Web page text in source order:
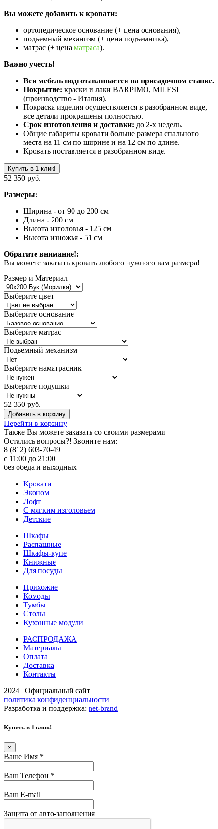
Вы можете добавить к кровати:
ортопедическое основание (+ цена основания),
подъемный механизм (+ цена подъемника),
матрас (+ цена матраса).
Важно учесть!
Вся мебель подготавливается на присадочном станке.
Покрытие: краски и лаки BARPIMO, MILESI
(производство - Италия).
Покраска изделия осуществляется в разобранном виде,
все детали прокрашены полностью.
Срок изготовления и доставки: до 2-х недель.
Общие габариты кровати больше размера спального
места на 11 см по ширине и на 12 см по длине.
Кровать поставляется в разобранном виде.
Купить в 1 клик!
52 350 руб.
Размеры:
Ширина - от 90 до 200 см
Длина - 200 см
Высота изголовья - 125 см
Высота изножья - 51 см
Обратите внимание!:
Вы можете заказать кровать любого нужного вам размера!
Размер и Материал
Выберите цвет
Выберите основание
Выберите матрас
Подьемный механизм
Выберите наматрасник
Выберите подушки
52 350 руб.
Добавить в корзину
Перейти в корзину
Также Вы можете заказать со своими размерами
Остались вопросы?! Звоните нам:
8 (812) 603-70-49
с 11:00 до 21:00
без обеда и выходных
Кровати
Эконом
Лофт
С мягким изголовьем
Детские
Шкафы
Распашные
Шкафы-купе
Книжные
Для посуды
Прихожие
Комоды
Тумбы
Столы
Кухонные модули
РАСПРОДАЖА
Материалы
Оплата
Доставка
Контакты
2024 | Официальный сайт
политика конфиденциальности
Разработка и поддержка: net-brand
Купить в 1 клик!
×
Ваше Имя *
Ваш Телефон *
Ваш E-mail
Защита от авто-заполнения